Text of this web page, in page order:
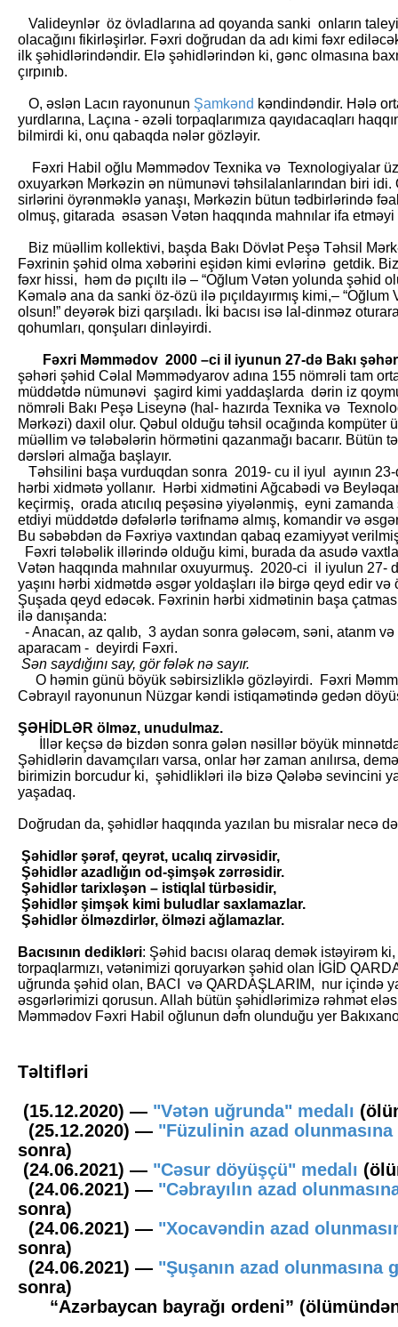
Valideynlər öz övladlarına ad qoyanda sanki onların
olacağını fikirləşirlər. Fəxri doğrudan da adı kimi fəxr
ilk şəhidlərindəndir. Elə şəhidlərindən ki, gənc olmasına
çırpınıb.
O, əslən Lacın rayonunun Şamkənd kəndindəndir. Hələ
yurdlarına, Laçına - əzəli torpaqlarımıza qayıdacaqları
bilmirdi ki, onu qabaqda nələr gözləyir.
Fəxri Habil oğlu Məmmədov Texnika və Texnologiyalar
oxuyarkən Mərkəzin ən nümunəvi təhsilalanlarından biri
sirlərini öyrənməklə yanaşı, Mərkəzin bütun tədbirlərində
olmuş, gitarada əsasən Vətən haqqında mahnılar ifa
Biz müəllim kollektivi, başda Bakı Dövlət Peşə Təhsil
Fəxrinin şəhid olma xəbərini eşidən kimi evlərinə getdik.
fəxr hissi, həm də pıçıltı ilə – “Oğlum Vətən yolunda şəhid
Kəmalə ana da sanki öz-özü ilə pıçıldayırmış kimi,–
olsun!” deyərək bizi qarşıladı. İki bacısı isə lal-dinməz
qohumları, qonşuları dinləyirdi.
Fəxri Məmmədov 2000 –ci il iyunun 27-də Bakı
şəhəri şəhid Cəlal Məmmədyarov adına 155 nömrəli tam
müddətdə nümunəvi şagird kimi yaddaşlarda dərin iz
nömrəli Bakı Peşə Liseynə (hal- hazırda Texnika və
Mərkəzi) daxil olur. Qəbul olduğu təhsil ocağında kompüter
müəllim və tələbələrin hörmətini qazanmağı bacarır. Bütün
dərsləri almağa başlayır.
Təhsilini başa vurduqdan sonra 2019- cu il iyul ayının
hərbi xidmətə yollanır. Hərbi xidmətini Ağcabədi və
keçirmiş, orada atıcılıq peşəsinə yiyələnmiş, eyni
etdiyi müddətdə dəfələrlə tərifnamə almış, komandir və
Bu səbəbdən də Fəxriyə vaxtından qabaq ezamiyyət
Fəxri tələbəlik illərində olduğu kimi, burada da asudə
Vətən haqqında mahnılar oxuyurmuş. 2020-ci il iyulun 27-
yaşını hərbi xidmətdə əsgər yoldaşları ilə birgə qeyd edir və
Şuşada qeyd edəcək. Fəxrinin hərbi xidmətinin başa
ilə danışanda:
- Anacan, az qalıb, 3 aydan sonra gələcəm, səni, atanm və
aparacam - deyirdi Fəxri.
Sən saydığını say, gör fələk nə sayır.
O həmin günü böyük səbirsizliklə gözləyirdi. Fəxri
Cəbrayıl rayonunun Nüzgar kəndi istiqamətində gedən
ŞƏHİDLƏR ölməz, unudulmaz.
İllər keçsə də bizdən sonra gələn nəsillər böyük
Şəhidlərin davamçıları varsa, onlar hər zaman anılırsa,
birimizin borcudur ki, şəhidlikləri ilə bizə Qələbə sevincini
yaşadaq.
Doğrudan da, şəhidlər haqqında yazılan bu misralar necə
Şəhidlər şərəf, qeyrət, ucalıq zirvəsidir,
Şəhidlər azadlığın od-şimşək zərrəsidir.
Şəhidlər tarixləşən – istiqlal türbəsidir,
Şəhidlər şimşək kimi buludlar saxlamazlar.
Şəhidlər ölməzdirlər, ölməzi ağlamazlar.
Bacısının dedikləri: Şəhid bacısı olaraq demək istəyirəm
torpaqlarmızı, vətənimizi qoruyarkən şəhid olan İGİD
uğrunda şəhid olan, BACI və QARDAŞLARIM, nur içində
əsgərlərimizi qorusun. Allah bütün şəhidlərimizə rəhmət
Məmmədov Fəxri Habil oğlunun dəfn olunduğu yer
Təltifləri
(15.12.2020) — "Vətən uğrunda" medalı
(25.12.2020) — "Füzulinin azad olunmasına
sonra)
(24.06.2021) — "Cəsur döyüşçü" medalı
(24.06.2021) — "Cəbrayılın azad
sonra)
(24.06.2021) — "Xocavəndin azad
sonra)
(24.06.2021) — "Şuşanın azad olunmasına
sonra)
“Azərbaycan bayrağı ordeni”